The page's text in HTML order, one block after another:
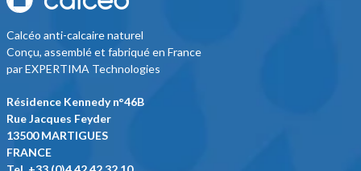
Calcéo anti-calcaire naturel
Conçu, assemblé et fabriqué en France
par EXPERTIMA Technologies
Résidence Kennedy n°46B
Rue Jacques Feyder
13500 MARTIGUES
FRANCE